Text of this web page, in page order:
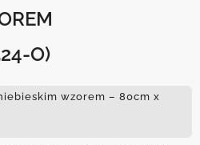
O)
wzorem – 80cm x